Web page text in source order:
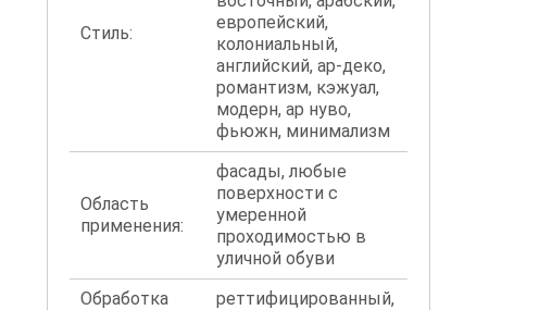
Стиль:
европейский,
колониальный,
английский, ар-деко,
романтизм, кэжуал,
модерн, ар нуво,
фьюжн, минимализм
Область
применения:
фасады, любые
поверхности с
умеренной
проходимостью в
уличной обуви
Обработка
реттифицированный,